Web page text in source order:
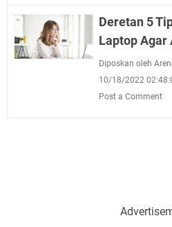
Deretan 5
Laptop Agar
Diposkan oleh
10/18/2022
Post a Comment